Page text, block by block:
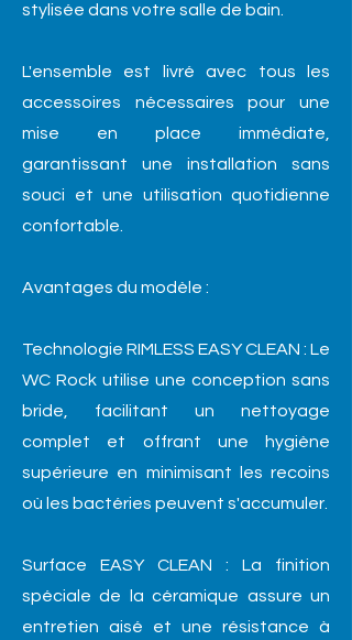
stylisée dans votre salle de bain.
L'ensemble est livré avec tous les
accessoires nécessaires pour une
mise en place immédiate,
garantissant une installation sans
souci et une utilisation quotidienne
confortable.
Avantages du modèle :
Technologie RIMLESS EASY CLEAN : Le
WC Rock utilise une conception sans
bride, facilitant un nettoyage
complet et offrant une hygiène
supérieure en minimisant les recoins
où les bactéries peuvent s'accumuler.
Surface EASY CLEAN : La finition
spéciale de la céramique assure un
entretien aisé et une résistance à